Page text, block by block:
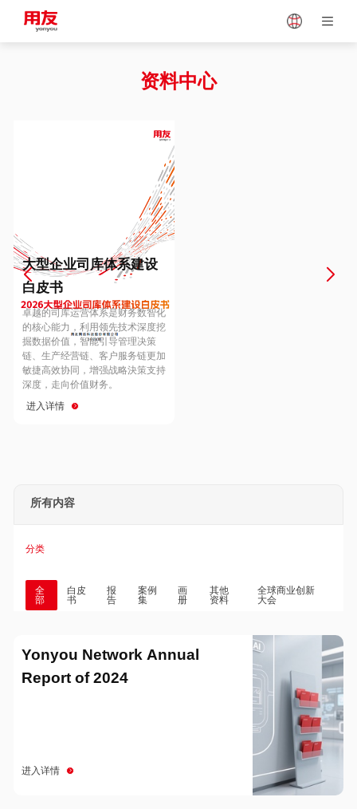
Vietnam
Europe
Hungary
Hong Kong
资料中心
大型企业司库体系建设
白皮书
卓越的司库运营体系是财务数智化
的核心能力，利用领先技术深度挖
掘数据价值，智能引导管理决策
链、生产经营链、客户服务链更加
敏捷高效协同，增强战略決策支持
深度，走向价值财务。
进入详情
所有内容
分类
全
部
白皮
书
报
告
案例
集
画
册
其他
资料
全球商业创新
大会
Yonyou Network Annual
Report of 2024
进入详情